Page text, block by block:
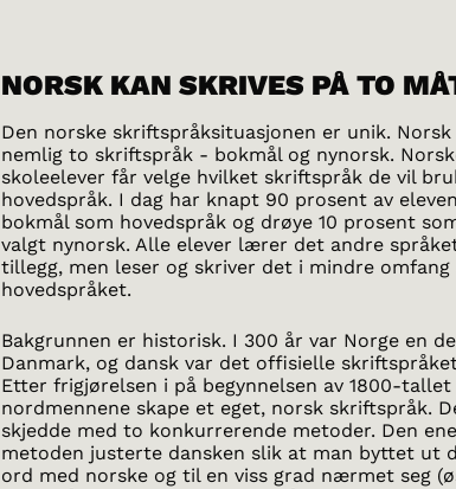
NORSK KAN SKRIVES PÅ TO
Den norske skriftspråksituasjonen er unik. Norsk
nemlig to skriftspråk - bokmål og nynorsk.
skoleelever får velge hvilket skriftspråk de vil
hovedspråk. I dag har knapt 90 prosent av
bokmål som hovedspråk og drøye 10 prosent
valgt nynorsk. Alle elever lærer det andre
tillegg, men leser og skriver det i mindre omfang
hovedspråket.
Bakgrunnen er historisk. I 300 år var Norge en
Danmark, og dansk var det offisielle
Etter frigjørelsen i på begynnelsen av 1800-
nordmennene skape et eget, norsk skriftspråk.
skjedde med to konkurrerende metoder. Den ene
metoden justerte dansken slik at man byttet ut
ord med norske og til en viss grad nærmet seg